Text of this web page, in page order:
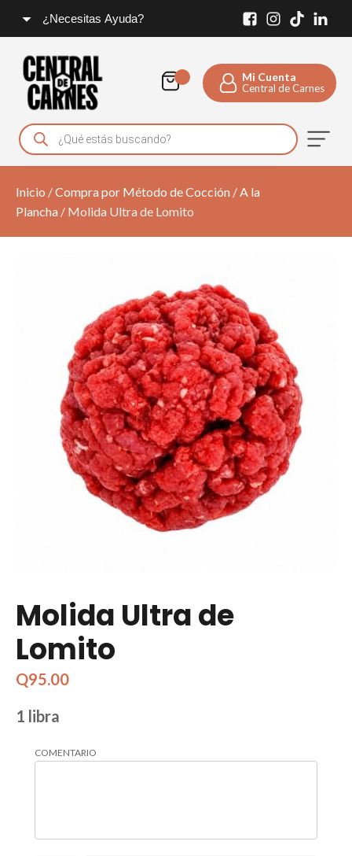
¿Necesitas Ayuda?
Mi Cuenta
Central de Carnes
Products
search
Inicio /Compra por Método de Cocción /A la
Plancha / Molida Ultra de Lomito
Molida Ultra de
Lomito
Q95.00
1 libra
COMENTARIO
+